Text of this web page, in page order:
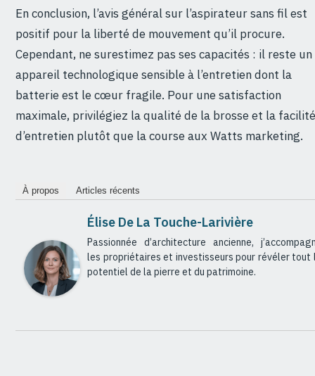
En conclusion, l’avis général sur l’aspirateur sans fil est
positif pour la liberté de mouvement qu’il procure.
Cependant, ne surestimez pas ses capacités : il reste un
appareil technologique sensible à l’entretien dont la
batterie est le cœur fragile. Pour une satisfaction
maximale, privilégiez la qualité de la brosse et la facilité
d’entretien plutôt que la course aux Watts marketing.
À propos Articles récents
Élise De La Touche-Larivière
Passionnée d’architecture ancienne,
les propriétaires et investisseurs pour révéler tout
potentiel de la pierre et du patrimoine.